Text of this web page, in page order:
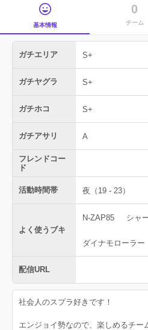
基本情報
0
チーム
ガチエリア S+
ガチヤグラ S+
ガチホコ S+
ガチアサリ A
フレンドコー
ド
活動時間帯 夜（19 - 23）
よく使うブキ
N-ZAP85 シャ
ダイナモローラー
配信URL
社会人のスプラ好きです！
エンジョイ勢なので、楽しめるチー